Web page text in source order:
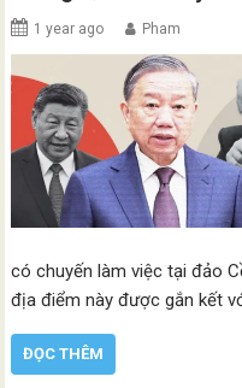
1 year ago Pham
có chuyến làm việc tại đảo
địa điểm này được gắn kết
ĐỌC THÊM